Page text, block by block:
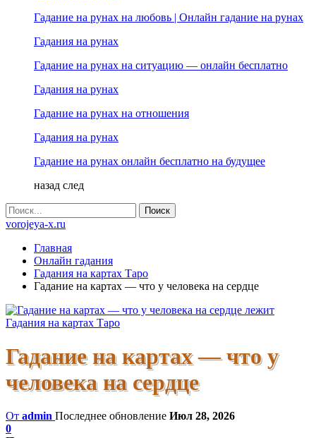
Гадание на рунах на любовь | Онлайн гадание на рунах
Гадания на рунах
Гадание на рунах на ситуацию — онлайн бесплатно
Гадания на рунах
Гадание на рунах на отношения
Гадания на рунах
Гадание на рунах онлайн бесплатно на будущее
назад след
vorojeya-x.ru
Главная
Онлайн гадания
Гадания на картах Таро
Гадание на картах — что у человека на сердце
Гадания на картах Таро
Гадание на картах — что у
человека на сердце
От admin Последнее обновление Июл 28, 2026
0